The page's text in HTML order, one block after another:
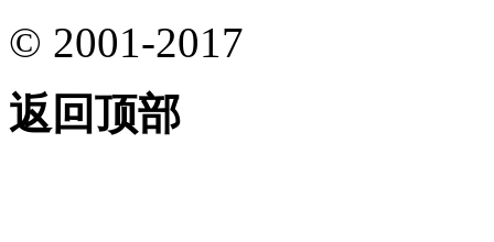
© 2001-2017
返回顶部